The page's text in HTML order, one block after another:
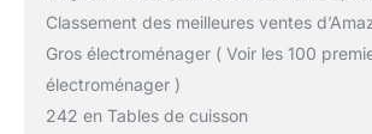
Classement des meilleures ventes
Gros électroménager ( Voir les 100
électroménager )
242 en Tables de cuisson